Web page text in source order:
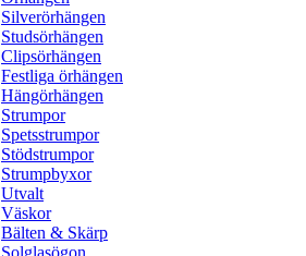
Silverörhängen
Studsörhängen
Clipsörhängen
Festliga örhängen
Hängörhängen
Strumpor
Spetsstrumpor
Stödstrumpor
Strumpbyxor
Utvalt
Väskor
Bälten & Skärp
Solglasögon